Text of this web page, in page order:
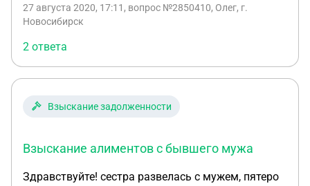
заявление в суд на установление отцовства, но
на том, чтобы я к ним не имел никаких
отношений. С ее слов) Так как, если через суд
подтвердится отцовство, у меня будет множества
прав на ребенка, которых они не хотят И чтобы
дорого не сдавать днк тест через суд, мы сделали
(тоесть тест сделан НЕ для суда, а чтобы
от меня добровольно, без заверения нотариуса,
27 августа 2020, 17:11 , вопрос №2850410, Олег, г.
Новосибирск
2 ответа
Взыскание задолженности
Взыскание алиментов с бывшего мужа
Здравствуйте! сестра развелась с мужем, пятеро